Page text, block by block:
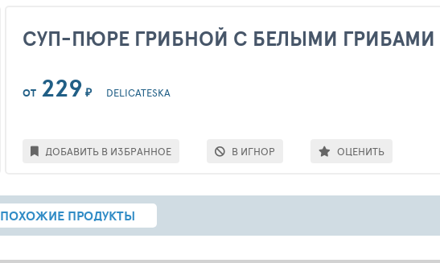
СУП-ПЮРЕ ГРИБНОЙ С БЕЛЫМИ ГРИБАМИ
ОТ 229 ₽ DELICATESKA
ДОБАВИТЬ В ИЗБРАННОЕ В ИГНОР ОЦЕНИТЬ
ПОХОЖИЕ ПРОДУКТЫ